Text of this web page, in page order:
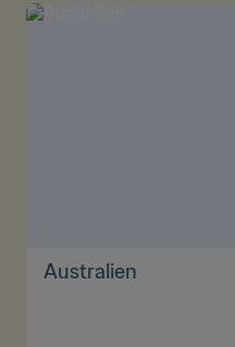
Australien